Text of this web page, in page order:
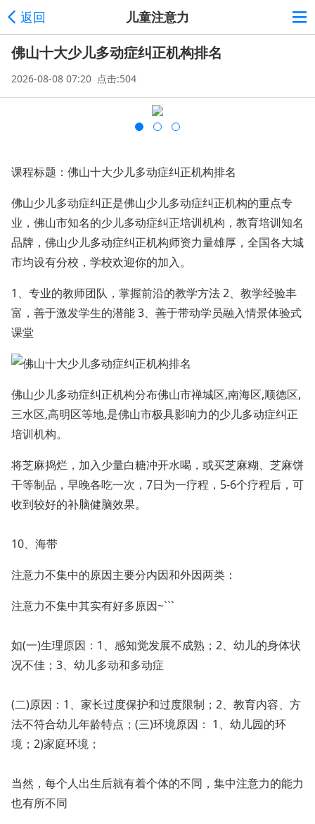
返回 儿童注意力
佛山十大少儿多动症纠正机构排名
2026-08-08 07:20 点击:504
课程标题：佛山十大少儿多动症纠正机构排名
佛山少儿多动症纠正是佛山少儿多动症纠正机构的重点专
业，佛山市知名的少儿多动症纠正培训机构，教育培训知名
品牌，佛山少儿多动症纠正机构师资力量雄厚，全国各大城
市均设有分校，学校欢迎你的加入。
1、专业的教师团队，掌握前沿的教学方法 2、教学经验丰
富，善于激发学生的潜能 3、善于带动学员融入情景体验式
课堂
佛山少儿多动症纠正机构分布佛山市禅城区,南海区,顺德区,
三水区,高明区等地,是佛山市极具影响力的少儿多动症纠正
培训机构。
将芝麻捣烂，加入少量白糖冲开水喝，或买芝麻糊、芝麻饼
干等制品，早晚各吃一次，7日为一疗程，5-6个疗程后，可
收到较好的补脑健脑效果。
10、海带
注意力不集中的原因主要分内因和外因两类：
注意力不集中其实有好多原因~```
如(一)生理原因：1、感知觉发展不成熟；2、幼儿的身体状
况不佳；3、幼儿多动和多动症
(二)原因：1、家长过度保护和过度限制；2、教育内容、方
法不符合幼儿年龄特点；(三)环境原因： 1、幼儿园的环
境；2)家庭环境；
当然，每个人出生后就有着个体的不同，集中注意力的能力
也有所不同